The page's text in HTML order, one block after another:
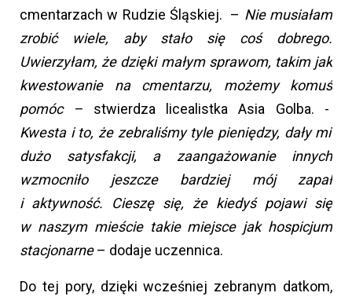
cmentarzach w Rudzie Śląskiej. – Nie musiałam
zrobić wiele, aby stało się coś dobrego.
Uwierzyłam, że dzięki małym sprawom, takim jak
kwestowanie na cmentarzu, możemy komuś
pomóc – stwierdza licealistka Asia Golba. -
Kwesta i to, że zebraliśmy tyle pieniędzy, dały mi
dużo satysfakcji, a zaangażowanie innych
wzmocniło jeszcze bardziej mój zapał
i aktywność. Cieszę się, że kiedyś pojawi się
w naszym mieście takie miejsce jak hospicjum
stacjonarne– dodaje uczennica.
Do tej pory, dzięki wcześniej zebranym datkom,